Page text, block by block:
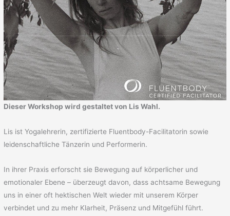
Dieser Workshop wird gestaltet von Lis Wahl.
Lis ist Yogalehrerin, zertifizierte Fluentbody-Facilitatorin sowie
leidenschaftliche Tänzerin und Performerin.
In ihrer Praxis erforscht sie Bewegung auf körperlicher und
emotionaler Ebene – überzeugt davon, dass achtsame Bewegung
uns in einer oft hektischen Welt wieder mit unserem Körper
verbindet und zu mehr Klarheit, Präsenz und Mitgefühl führt.